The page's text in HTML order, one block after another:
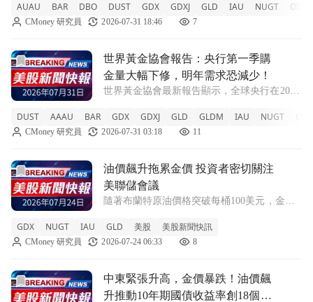
47.6%，而黃金則下跌6.2%。 AUAU -2.69%
BAR -1.46% DBO +1.04% D
AUAU BAR DBO DUST GDX GDXJ GLD IAU NUGT OILK
CMoney 研究員 2026-07-31 18:46 7
前往世界黃金協會報告：央行第一季購金量大幅下修，明年
世界黃金協會報告：央行第一季購
金量大幅下修，明年需求恐減少！
世界黃金協會最新報告顯示，全球央行在2026
可能下降。 DUST -8.51% AAAU +1.66% BAR
+1.56% GDX +4.36% GDXJ +
DUST AAAU BAR GDX GDXJ GLD GLDM IAU NUGT
CMoney 研究員 2026-07-31 03:18 11
前往油價飆升拖累金價 投資者密切關注美聯儲會議文章頁
油價飆升拖累金價 投資者密切關注
美聯儲會議
隨著布蘭特原油價格突破每桶100美元，金價
資者焦點轉向即將召開的美聯儲會議。 GDX
-2.16% NUGT -4.66% IAU -1.98% GLD -2%
GDX NUGT IAU GLD 美股 美股新聞快訊
CMoney 研究員 2026-07-24 06:33 8
前往中東緊張升高，金價暴跌！油價飆升推動10年期國債收
中東緊張升高，金價暴跌！油價飆
升推動10年期國債收益率創18個月